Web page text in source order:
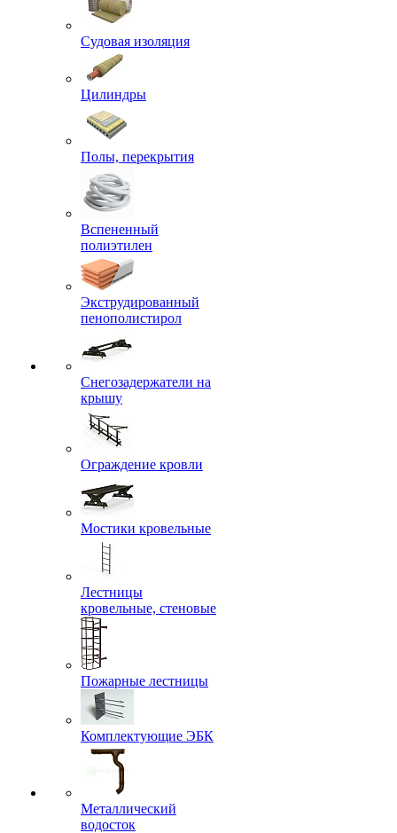
Судовая изоляция
Цилиндры
Полы, перекрытия
Вспененный
полиэтилен
Экструдированный
пенополистирол
Снегозадержатели на
крышу
Ограждение кровли
Мостики кровельные
Лестницы
кровельные, стеновые
Пожарные лестницы
Комплектующие ЭБК
Металлический
водосток